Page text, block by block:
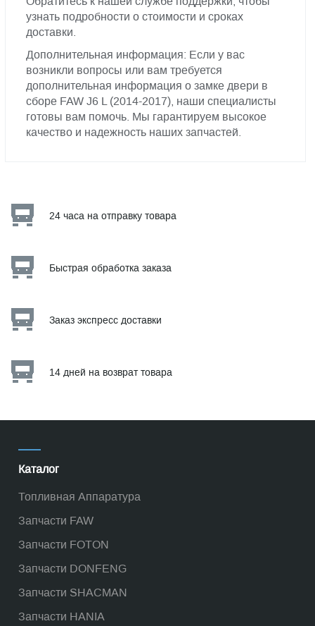
узнать подробности о стоимости и сроках
доставки.
Дополнительная информация: Если у вас
возникли вопросы или вам требуется
дополнительная информация о замке двери в
сборе FAW J6 L (2014-2017), наши специалисты
готовы вам помочь. Мы гарантируем высокое
качество и надежность наших запчастей.
24 часа на отправку товара
Быстрая обработка заказа
Заказ экспресс доставки
14 дней на возврат товара
Каталог
Топливная Аппаратура
Запчасти FAW
Запчасти FOTON
Запчасти DONFENG
Запчасти SHACMAN
Запчасти HANIA